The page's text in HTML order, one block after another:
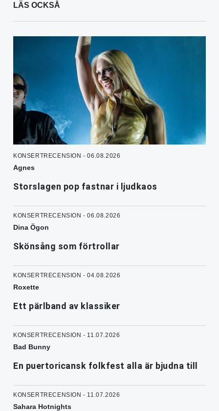
LÄS OCKSÅ
KONSERTRECENSION - 06.08.2026
Agnes
Storslagen pop fastnar i ljudkaos
KONSERTRECENSION - 06.08.2026
Dina Ögon
Skönsång som förtrollar
KONSERTRECENSION - 04.08.2026
Roxette
Ett pärlband av klassiker
KONSERTRECENSION - 11.07.2026
Bad Bunny
En puertoricansk folkfest alla är bjudna till
KONSERTRECENSION - 11.07.2026
Sahara Hotnights